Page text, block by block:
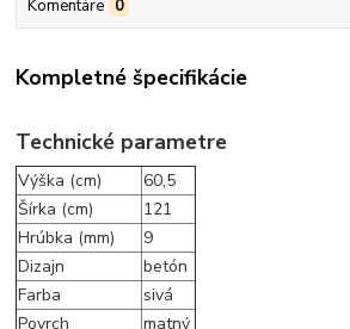
Komentáre 0
Kompletné špecifikácie
Technické parametre
Výška (cm)
60,5
Šírka (cm)
121
Hrúbka (mm)
9
Dizajn
betón
Farba
sivá
Povrch
matný